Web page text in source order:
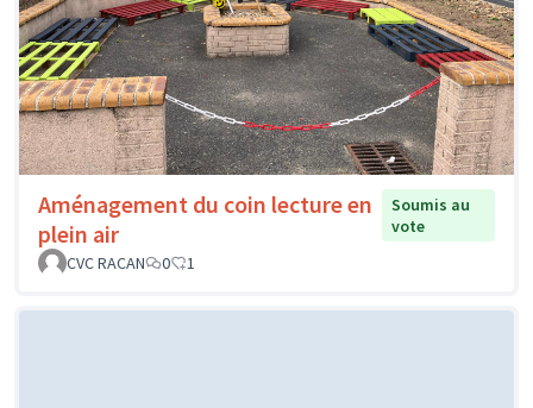
Aménagement du coin lecture en
plein air
Soumis au
vote
CVC RACAN
0 1